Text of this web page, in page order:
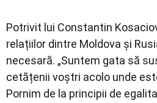
Potrivit lui Constantin
relațiilor dintre Moldova și
necesară. „Suntem gata să
cetățenii voștri acolo unde
Pornim de la principii de